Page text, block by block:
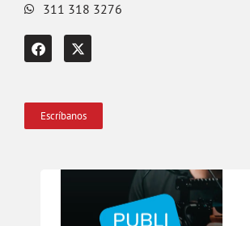
311 318 3276
Escríbanos